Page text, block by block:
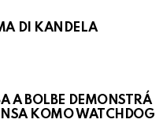
DI KANDELA
A BOLBE DEMONSTRÁ
KOMO WATCHDOG